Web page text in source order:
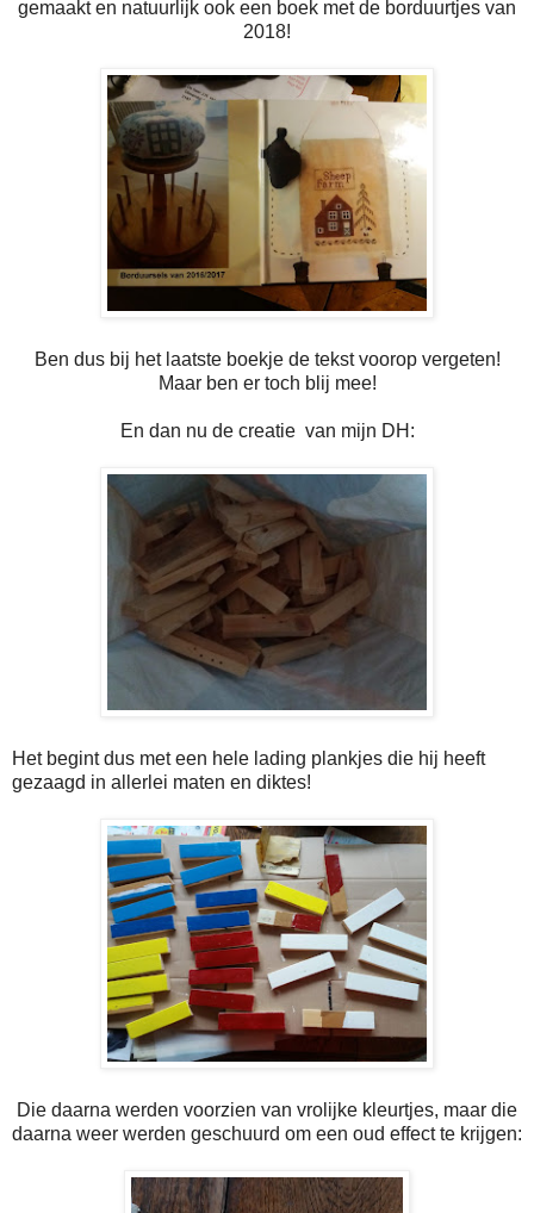
gemaakt en natuurlijk ook een boek met de borduurtjes van
2018!
Ben dus bij het laatste boekje de tekst voorop vergeten!
Maar ben er toch blij mee!
En dan nu de creatie van mijn DH:
Het begint dus met een hele lading plankjes die hij heeft
gezaagd in allerlei maten en diktes!
Die daarna werden voorzien van vrolijke kleurtjes, maar die
daarna weer werden geschuurd om een oud effect te krijgen: